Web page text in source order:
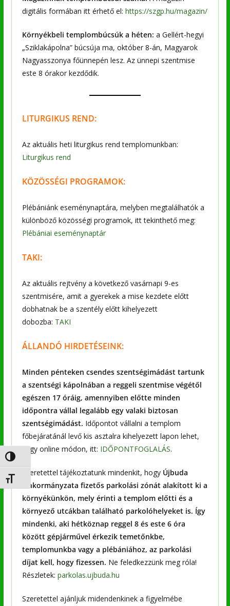
Nagy kontraszt váltása
Betűméret váltása
digitális formában itt érhető el: https://szgp.hu/magazin/
Környékbeli templombúcsúk a héten: a Gellért-hegyi
„Sziklakápolna” búcsúja ma, október 8-án, Magyarok
Nagyasszonya főünnepén lesz. Az ünnepi szentmise
este 8 órakor kezdődik.
LITURGIKUS REND:
Az aktuális heti liturgikus rend templomunkban:
Liturgikus rend
KÖZÖSSÉGI PROGRAMOK:
Plébániánk eseménynaptára, melyben megtalálhatók a
különböző közösségi programok, itt tekinthető meg:
Plébániai eseménynaptár
TAKI:
Az aktuális rejtvény a következő vasárnapi 9-es
szentmisére, amit a gyerekek a mise kezdete előtt
dobhatnak be a szentély előtt kihelyezett
dobozba: TAKI
ÁLLANDÓ HIRDETÉSEINK:
Minden pénteken csendes szentségimádást tartunk
a szentségi kápolnában a reggeli szentmise végétől
egészen 17 óráig, amennyiben előtte minden
időpontra vállal legalább egy valaki biztosan
szentségimádást. Időpontot vállalni a templom
főbejáratánál levő kis asztalra kihelyezett lapon lehet,
vagy online módon, itt: IDŐPONTFOGLALÁS.
Szeretettel tájékoztatunk mindenkit, hogy Újbuda
Önkormányzata fizetős parkolási zónát alakított ki a
környékünkön, mely érinti a templom előtti és a
környező utcákban található parkolóhelyeket is. Így
mindenki, aki hétköznap reggel 8 és este 6 óra
között gépjárművel érkezik temetőnkbe,
templomunkba vagy a plébániához, az parkolási
díjat kell, hogy fizessen. Ne feledkezzünk meg róla!
Részletek: parkolas.ujbuda.hu
Szeretettel ajánljuk midendenkinek a figyelmébe